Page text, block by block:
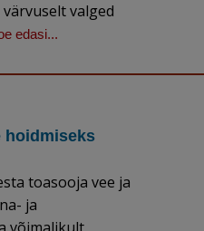
valged
edasi...
hoidmiseks
toasooja vee ja
ja